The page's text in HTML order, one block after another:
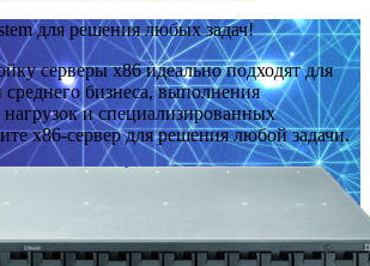
для решения любых задач!
серверы x86 идеально подходят для
бизнеса, выполнения
и специализированных
x86-сервер для решения любой задачи.